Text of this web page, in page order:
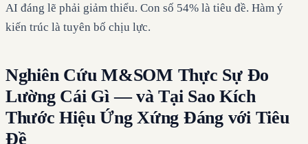
AI đáng lẽ phải giảm thiểu. Con số 54% là tiêu đề. Hàm ý
kiến trúc là tuyên bố chịu lực.
Nghiên Cứu M&SOM Thực Sự Đo
Lường Cái Gì — và Tại Sao Kích
Thước Hiệu Ứng Xứng Đáng với Tiêu
Đề